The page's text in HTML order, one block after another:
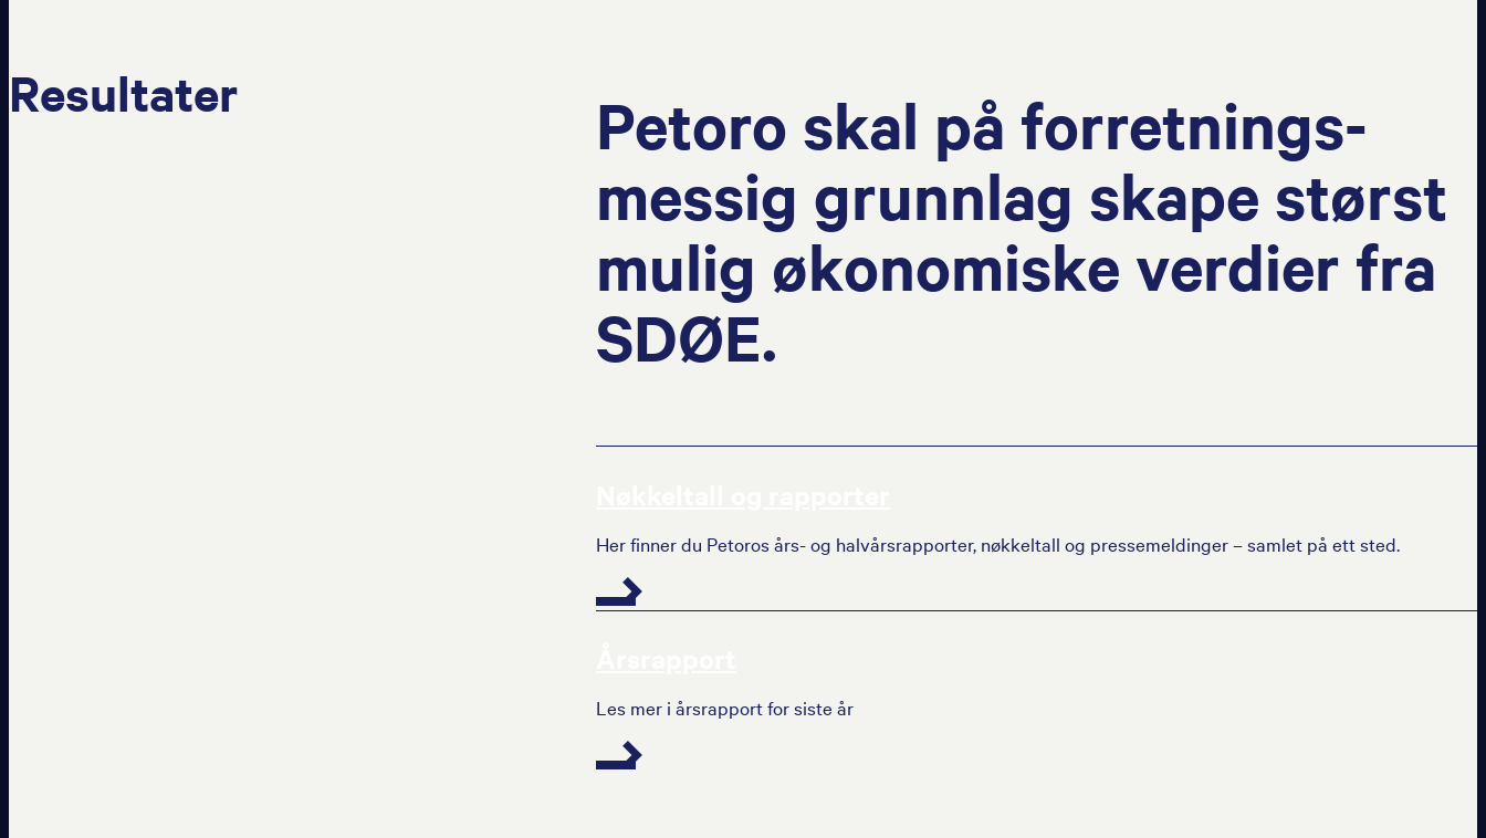
Resultater
Petoro skal på forretnings­
messig grunnlag skape størst
mulig økonomiske verdier fra
SDØE.
Her finner du Petoros års- og halvårsrapporter, nøkkeltall og pressemeldinger – samlet på ett sted.
Les mer i årsrapport for siste år